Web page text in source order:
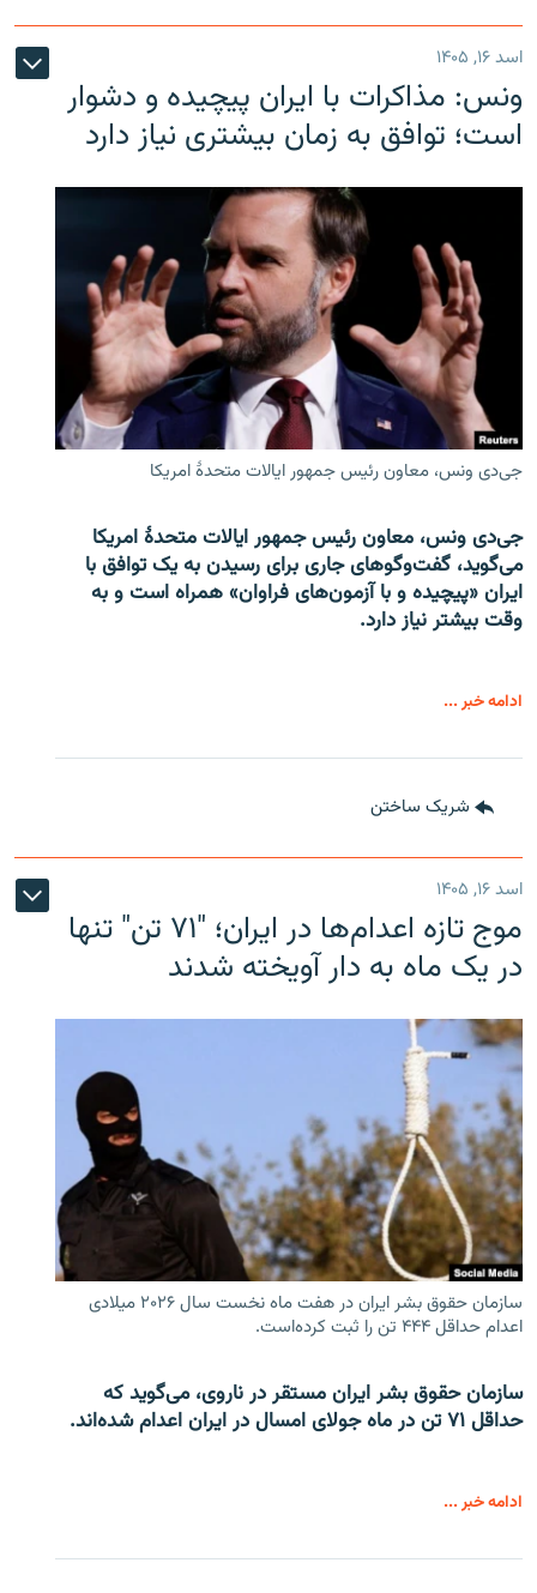
اسد ۱۶, ۱۴۰۵
ونس: مذاکرات با ایران پیچیده و دشوار
است؛ توافق به زمان بیشتری نیاز دارد
جی‌دی ونس، معاون رئیس جمهور ایالات متحدۀ امریکا
جی‌دی ونس، معاون رئیس جمهور ایالات متحدۀ امریکا
می‌گوید، گفت‌وگوهای جاری برای رسیدن به یک توافق با
ایران «پیچیده و با آزمون‌های فراوان» همراه است و به
وقت بیشتر نیاز دارد.
ادامه خبر ...
شریک ساختن
اسد ۱۶, ۱۴۰۵
موج تازه اعدام‌ها در ایران؛ "۷۱ تن" تنها
در یک ماه به دار آویخته شدند
سازمان حقوق بشر ایران در هفت ماه نخست سال ۲۰۲۶ میلادی
اعدام حداقل ۴۴۴ تن را ثبت کرده‌است.
سازمان حقوق بشر ایران مستقر در ناروی، می‌گوید که
حداقل ۷۱ تن در ماه جولای امسال در ایران اعدام شده‌اند.
ادامه خبر ...